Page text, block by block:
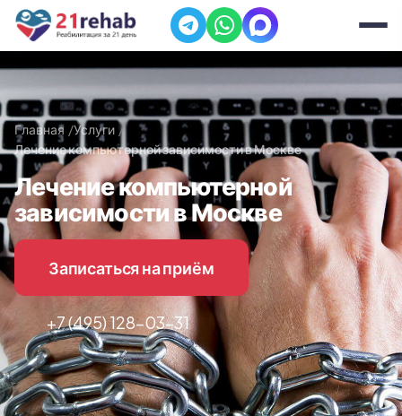
Главная Услуги
Лечение компьютерной зависимости в Москве
Лечение компьютерной
зависимости в Москве
Записаться на приём
+7 (495) 128-03-31